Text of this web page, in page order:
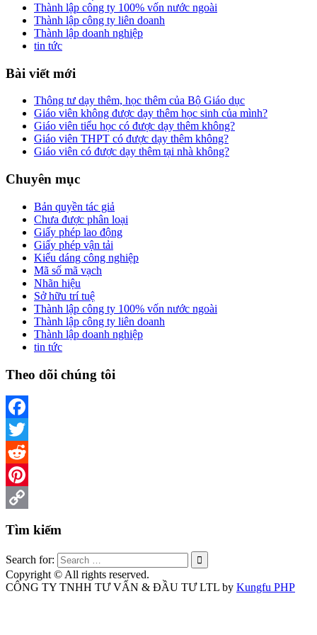
Thành lập công ty 100% vốn nước ngoài
Thành lập công ty liên doanh
Thành lập doanh nghiệp
tin tức
Bài viết mới
Thông tư dạy thêm, học thêm của Bộ Giáo dục
Giáo viên không được dạy thêm học sinh của mình?
Giáo viên tiểu học có được dạy thêm không?
Giáo viên THPT có được dạy thêm không?
Giáo viên có được dạy thêm tại nhà không?
Chuyên mục
Bản quyền tác giả
Chưa được phân loại
Giấy phép lao động
Giấy phép vận tải
Kiểu dáng công nghiệp
Mã số mã vạch
Nhãn hiệu
Sở hữu trí tuệ
Thành lập công ty 100% vốn nước ngoài
Thành lập công ty liên doanh
Thành lập doanh nghiệp
tin tức
Theo dõi chúng tôi
Facebook
Twitter
Reddit
Pinterest
Tìm kiếm
Search for:
Copyright © All rights reserved.
CÔNG TY TNHH TƯ VẤN & ĐẦU TƯ LTL by Kungfu PHP